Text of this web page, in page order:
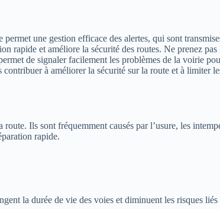
une gestion efficace des alertes, qui sont
rapide et améliore la sécurité des routes. Ne prenez pas
de signaler facilement les problèmes de la voirie
à améliorer la sécurité sur la route et à limiter
Ils sont fréquemment causés par l’usure, les
rapide.
la durée de vie des voies et diminuent les risques